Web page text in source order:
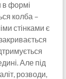
в формі
колба –
стінками є
Але під
розводи,